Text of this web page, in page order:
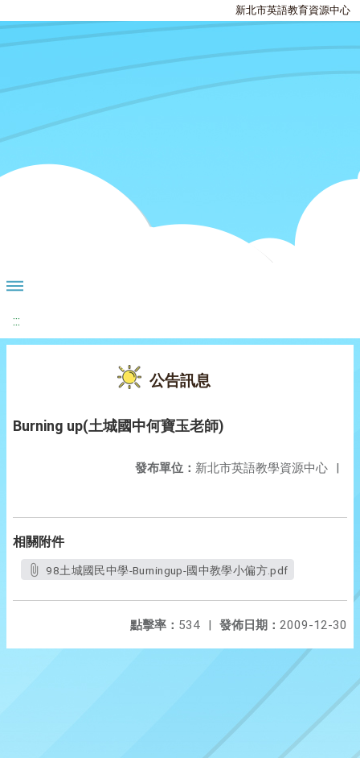
新北市英語教育資源中心
:::
公告訊息
Burning up(土城國中何寶玉老師)
發布單位： 新北市英語教學資源中心 |
相關附件
98土城國民中學-Burningup-國中教學小偏方.pdf
發佈日期： 2009-12-30
點擊率： 534 |